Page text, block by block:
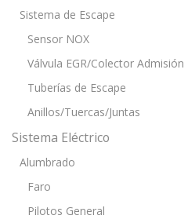
Sistema de Escape
Sensor NOX
Válvula EGR/Colector Admisión
Tuberías de Escape
Anillos/Tuercas/Juntas
Sistema Eléctrico
Alumbrado
Faro
Pilotos General